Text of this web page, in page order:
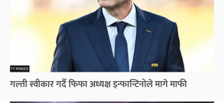
गल्ती स्वीकार गर्दै फिफा अध्यक्ष इन्फान्टिनोले मागे माफी